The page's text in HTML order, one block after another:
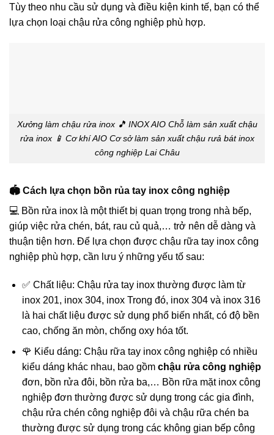
Tùy theo nhu cầu sử dụng và điều kiện kinh tế, bạn có thể
lựa chọn loại chậu rửa công nghiệp phù hợp.
Xưởng làm chậu rửa inox 🎵 INOX AIO Chỗ làm sản xuất chậu
rửa inox 📱 Cơ khí AIO Cơ sở làm sản xuất chậu rưả bát inox
công nghiệp Lai Châu
🏟️ Cách lựa chọn bồn rủa tay inox công nghiệp
💻 Bồn rửa inox là một thiết bị quan trọng trong nhà bếp,
giúp việc rửa chén, bát, rau củ quả,… trở nên dễ dàng và
thuận tiện hơn. Để lựa chọn được chậu rữa tay inox công
nghiệp phù hợp, cần lưu ý những yếu tố sau:
✅ Chất liệu: Chậu rửa tay inox thường được làm từ
inox 201, inox 304, inox Trong đó, inox 304 và inox 316
là hai chất liệu được sử dụng phổ biến nhất, có độ bền
cao, chống ăn mòn, chống oxy hóa tốt.
🌹 Kiểu dáng: Chậu rữa tay inox công nghiệp có nhiều
kiểu dáng khác nhau, bao gồmchậu rửa công nghiệp
đơn, bồn rửa đôi, bồn rửa ba,… Bồn rữa mặt inox công
nghiệp đơn thường được sử dụng trong các gia đình,
chậu rửa chén công nghiệp đôi và chậu rữa chén ba
thường được sử dụng trong các không gian bếp công